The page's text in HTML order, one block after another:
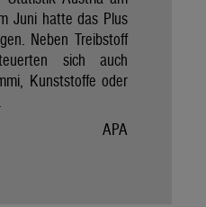
Juni hatte das Plus
Neben Treibstoff
sich auch
Kunststoffe oder
APA